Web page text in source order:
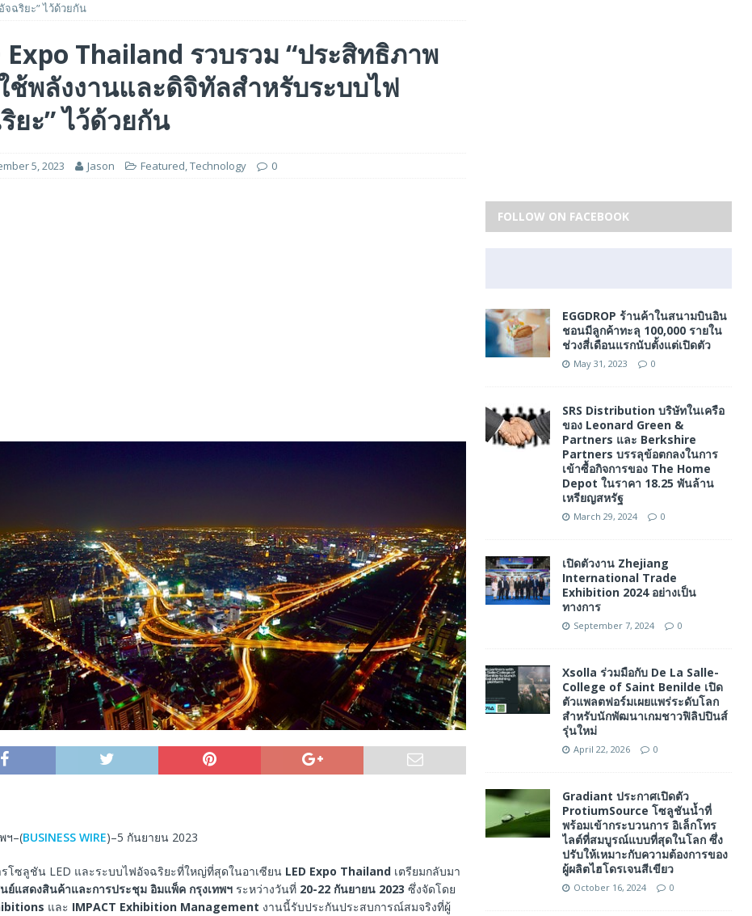
IOPS ได้รับรางวัล ‘Best of Show’ ในงาน FMS: the Future of Memory and Storage
แพลตฟอร์ม HCM ใหม่ที่ขับเคลื่อนด้วย AI ตั้งแต่เริ่มต้น
FEATURED
ได้ 35 ล้านดอลลาร์สหรัฐ เพื่อสร้างโมเดลใหม่สำหรับบริการระดับมืออาชีพ
จฉริยะ” ไว้ด้วยกัน
Expo Thailand รวบรวม “ประสิทธิภาพ
ช้พลังงานและดิจิทัลสำหรับระบบไฟ
ยะ” ไว้ด้วยกัน
5, 2023 Jason Featured,Technology 0
ฯ–(BUSINESS WIRE)–5 กันยายน 2023
โซลูชัน LED และระบบไฟอัจฉริยะที่ใหญ่ที่สุดในอาเซียน LED Expo Thailandเตรียมกลับมา
ย์แสดงสินค้าและการประชุม อิมแพ็ค กรุงเทพฯระหว่างวันที่ 20-22 กันยายน 2023 ซึ่งจัดโดย
และ IMPACT Exhibition Management งานนี้รับประกันประสบการณ์สมจริงที่ผู้
FOLLOW ON FACEBOOK
EGGDROP ร้านค้าในสนามบินอิน
ชอนมีลูกค้าทะลุ 100,000 รายใน
ช่วงสี่เดือนแรกนับตั้งแต่เปิดตัว
May 31, 2023 0
SRS Distribution บริษัทในเครือ
ของ Leonard Green &
Partners และ Berkshire
Partners บรรลุข้อตกลงในการ
เข้าซื้อกิจการของ The Home
Depot ในราคา 18.25 พันล้าน
เหรียญสหรัฐ
March 29, 2024 0
เปิดตัวงาน Zhejiang
International Trade
Exhibition 2024 อย่างเป็น
ทางการ
September 7, 2024 0
Xsolla ร่วมมือกับ De La Salle-
College of Saint Benilde เปิด
ตัวแพลตฟอร์มเผยแพร่ระดับโลก
สำหรับนักพัฒนาเกมชาวฟิลิปปินส์
รุ่นใหม่
April 22, 2026 0
Gradiant ประกาศเปิดตัว
ProtiumSource โซลูชันน้ำที่
พร้อมเข้ากระบวนการ อิเล็กโทร
ไลต์ที่สมบูรณ์แบบที่สุดในโลก ซึ่ง
ปรับให้เหมาะกับความต้องการของ
ผู้ผลิตไฮโดรเจนสีเขียว
October 16, 2024 0